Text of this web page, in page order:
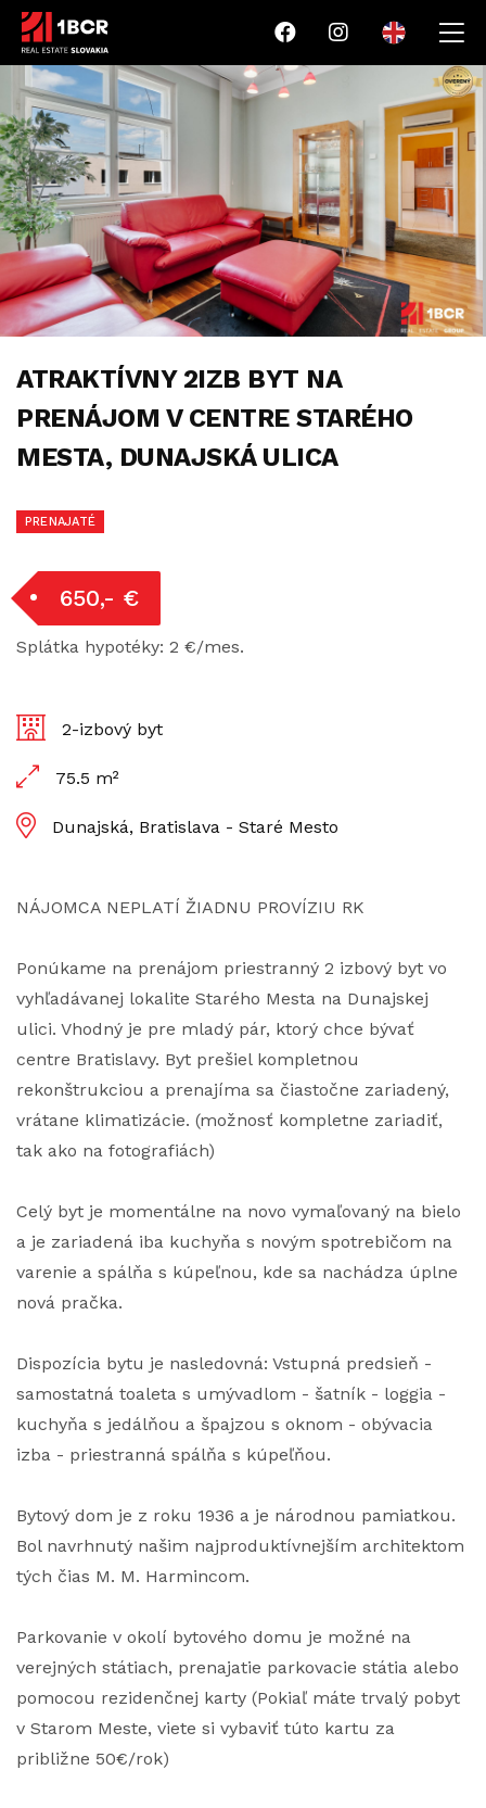
ATRAKTÍVNY 2IZB BYT NA
PRENÁJOM V CENTRE STARÉHO
MESTA, DUNAJSKÁ ULICA
PRENAJATÉ
650,- €
Splátka hypotéky: 2 €/mes.
2-izbový byt
75.5 m²
Dunajská, Bratislava - Staré Mesto
NÁJOMCA NEPLATÍ ŽIADNU PROVÍZIU RK
Ponúkame na prenájom priestranný 2 izbový byt vo
vyhľadávanej lokalite Starého Mesta na Dunajskej
ulici. Vhodný je pre mladý pár, ktorý chce bývať
centre Bratislavy. Byt prešiel kompletnou
rekonštrukciou a prenajíma sa čiastočne zariadený,
vrátane klimatizácie. (možnosť kompletne zariadiť,
tak ako na fotografiách)
Celý byt je momentálne na novo vymaľovaný na bielo
a je zariadená iba kuchyňa s novým spotrebičom na
varenie a spálňa s kúpeľnou, kde sa nachádza úplne
nová pračka.
Dispozícia bytu je nasledovná: Vstupná predsieň -
samostatná toaleta s umývadlom - šatník - loggia -
kuchyňa s jedálňou a špajzou s oknom - obývacia
izba - priestranná spálňa s kúpeľňou.
Bytový dom je z roku 1936 a je národnou pamiatkou.
Bol navrhnutý našim najproduktívnejším architektom
tých čias M. M. Harmincom.
Parkovanie v okolí bytového domu je možné na
verejných státiach, prenajatie parkovacie státia alebo
pomocou rezidenčnej karty (Pokiaľ máte trvalý pobyt
v Starom Meste, viete si vybaviť túto kartu za
približne 50€/rok)